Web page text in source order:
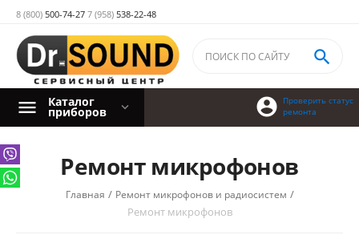
8 (800) 500-74-27 7 (958) 538-22-48
Проверить статус
ремонта


Каталог
приборов
Ремонт микрофонов
Главная / Ремонт микрофонов и радиосистем /
Ремонт микрофонов